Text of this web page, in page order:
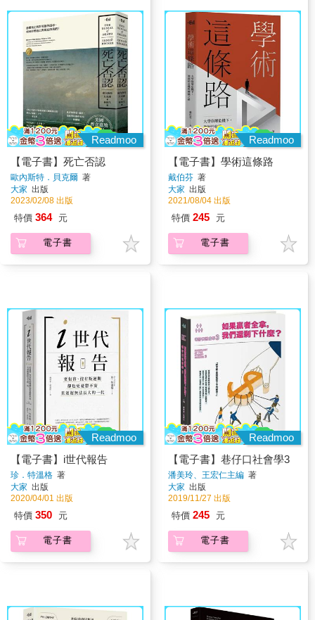
Readmoo
【電子書】死亡否認
歐內斯特．貝克爾 著
大家 出版
2023/02/08 出版
特價 364 元
電子書
Readmoo
【電子書】學術這條路
戴伯芬 著
大家 出版
2021/08/04 出版
特價 245 元
電子書
Readmoo
【電子書】i世代報告
珍．特溫格 著
大家 出版
2020/04/01 出版
特價 350 元
電子書
Readmoo
【電子書】巷仔口社會學3
潘美玲、王宏仁主編 著
大家 出版
2019/11/27 出版
特價 245 元
電子書